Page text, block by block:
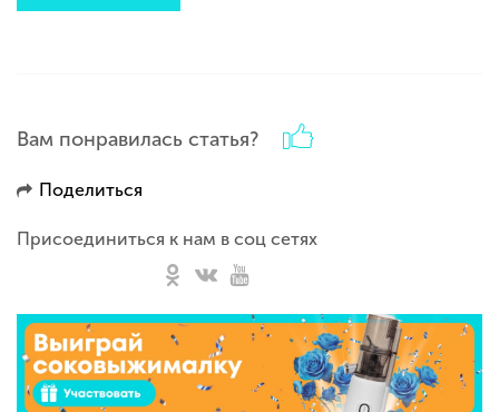
Вам понравилась статья?
Поделиться
Присоединиться к нам в соц сетях